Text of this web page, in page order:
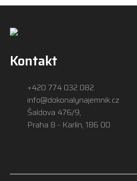
Kontakt
+420 774 032 082
info@dokonalynajemnik.cz
Šaldova 476/9,
Praha 8 - Karlín, 186 00